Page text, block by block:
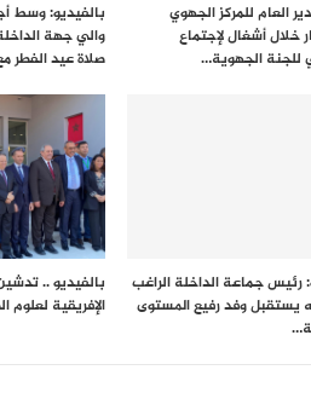
العام للمركز الجهوي
خلال أشغال لإجتماع
للجنة الجهوية…
بالفيديو: وسط
والي جهة
صلاة عيد الفطر
رئيس جماعة الداخلة الراغب
يستقبل وفد رفيع المستوى
بالفيديو ..
الإفريقية لعلوم